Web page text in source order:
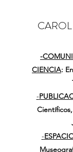
-
CIENCIA:
-
-